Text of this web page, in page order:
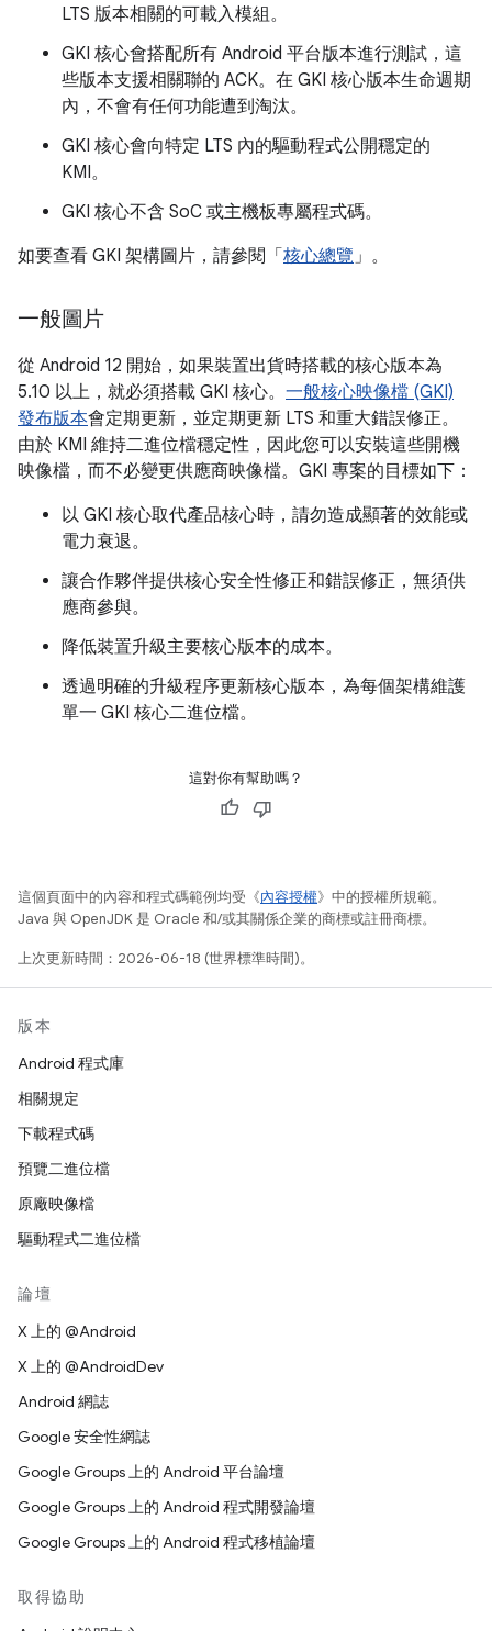
LTS 版本相關的可載入模組。
GKI 核心會搭配所有 Android 平台版本進行測試，這
些版本支援相關聯的 ACK。在 GKI 核心版本生命週期
內，不會有任何功能遭到淘汰。
GKI 核心會向特定 LTS 內的驅動程式公開穩定的
KMI。
GKI 核心不含 SoC 或主機板專屬程式碼。
如要查看 GKI 架構圖片，請參閱「 核心總覽」。
一般圖片
從 Android 12 開始，如果裝置出貨時搭載的核心版本為
5.10 以上，就必須搭載 GKI 核心。 一般核心映像檔 (GKI)
發布版本會定期更新，並定期更新 LTS 和重大錯誤修正。
由於 KMI 維持二進位檔穩定性，因此您可以安裝這些開機
映像檔，而不必變更供應商映像檔。GKI 專案的目標如下：
以 GKI 核心取代產品核心時，請勿造成顯著的效能或
電力衰退。
讓合作夥伴提供核心安全性修正和錯誤修正，無須供
應商參與。
降低裝置升級主要核心版本的成本。
透過明確的升級程序更新核心版本，為每個架構維護
單一 GKI 核心二進位檔。
這對你有幫助嗎？
這個頁面中的內容和程式碼範例均受《內容授權》中的授權所規範。
Java 與 OpenJDK 是 Oracle 和/或其關係企業的商標或註冊商標。
上次更新時間：2026-06-18 (世界標準時間)。
版本
Android 程式庫
相關規定
下載程式碼
預覽二進位檔
原廠映像檔
驅動程式二進位檔
論壇
X 上的 @Android
X 上的 @AndroidDev
Android 網誌
Google 安全性網誌
Google Groups 上的 Android 平台論壇
Google Groups 上的 Android 程式開發論壇
Google Groups 上的 Android 程式移植論壇
取得協助